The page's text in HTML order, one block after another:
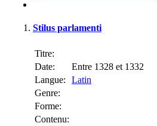
Stilus parlamenti
Titre:
Date:
Entre 1328 et 1332
Langue:
Latin
Genre:
Forme:
Contenu: